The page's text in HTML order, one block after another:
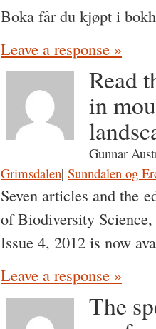
Boka får du kjøpt i
Leave a response »
Read
in
Gunnar
Grimsdalen| Sunndalen og
Seven articles and the
of Biodiversity
Issue 4, 2012 is now
Leave a response »
The